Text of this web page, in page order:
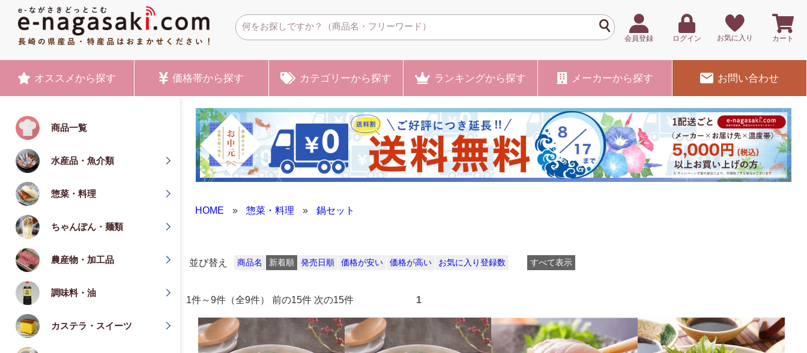
会員登録 ログイン お気に入り カート
オススメ から探す 価格帯から探す カテゴリーから探す ランキングから探す メーカーから探す お問い合わせ
商品一覧
水産品・魚介類
惣菜・料理
ちゃんぽん・麺類
農産物・加工品
調味料・油
カステラ・スイーツ
HOME » 惣菜・料理 » 鍋セット
並び替え 商品名 新着順 発売日順 価格が安い 価格が高い お気に入り登録数 すべて表示
1件～9件（全9件） 前の15件 次の15件 1